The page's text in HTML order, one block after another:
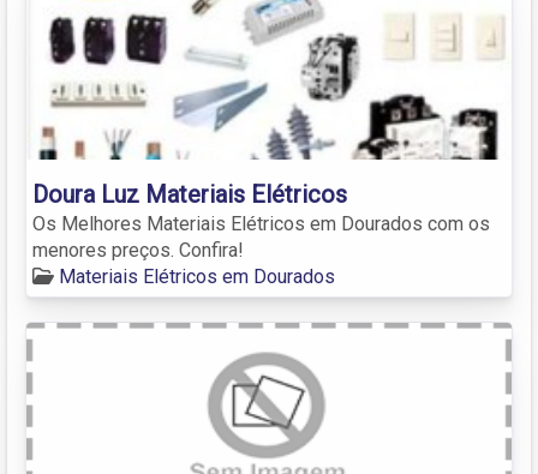
Doura Luz Materiais Elétricos
Os Melhores Materiais Elétricos em Dourados com os
menores preços. Confira!
Materiais Elétricos em Dourados